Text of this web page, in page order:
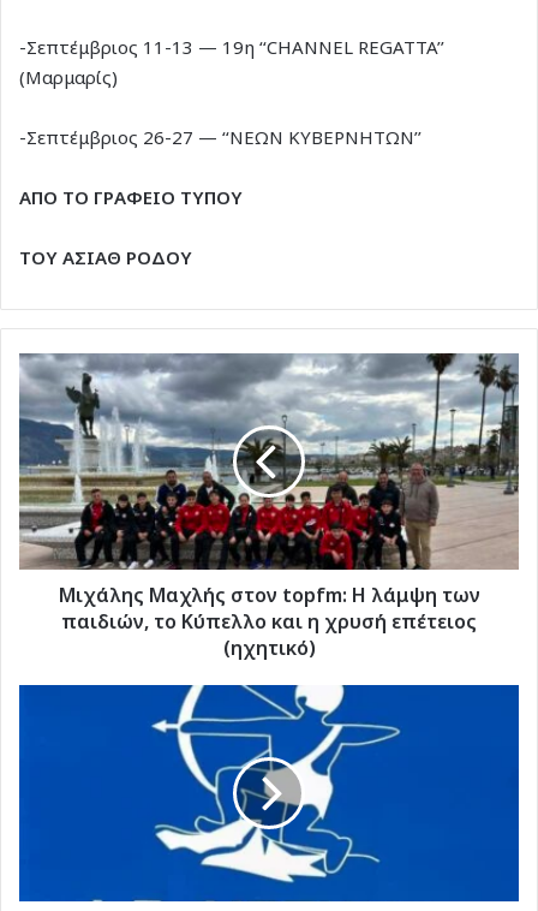
-Σεπτέμβριος 11-13 — 19η ‘‘CHANNEL REGATTA’’
(Μαρμαρίς)
-Σεπτέμβριος 26-27 — ‘‘ΝΕΩΝ ΚΥΒΕΡΝΗΤΩΝ’’
ΑΠΟ ΤΟ ΓΡΑΦΕΙΟ ΤΥΠΟΥ
ΤΟΥ ΑΣΙΑΘ ΡΟΔΟΥ
Μιχάλης
Μαχλής
στον
topfm:
Η
λάμψη
των
παιδιών,
το
Κύπελλο
επέτειος
Μιχάλης Μαχλής στον topfm: Η λάμψη των
παιδιών, το Κύπελλο και η χρυσή επέτειος
(ηχητικό)
για